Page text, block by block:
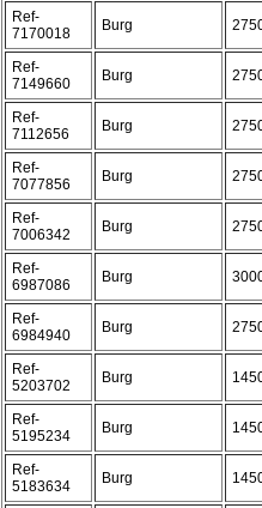
Ref-
7170018
Burg
Ref-
7149660
Burg
Ref-
7112656
Burg
Ref-
7077856
Burg
Ref-
7006342
Burg
Ref-
6987086
Burg
Ref-
6984940
Burg
Ref-
5203702
Burg
Ref-
5195234
Burg
Ref-
5183634
Burg